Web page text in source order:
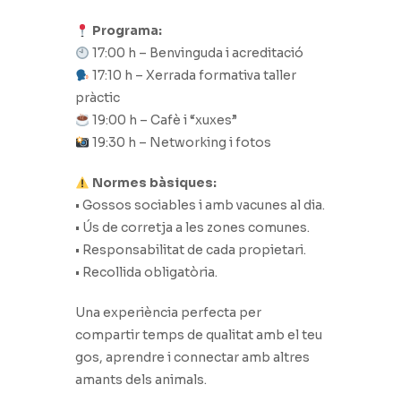
Programa:
17:00 h – Benvinguda i acreditació
17:10 h – Xerrada formativa taller
pràctic
19:00 h – Cafè i “xuxes”
19:30 h – Networking i fotos
Normes bàsiques:
• Gossos sociables i amb vacunes al dia.
• Ús de corretja a les zones comunes.
• Responsabilitat de cada propietari.
• Recollida obligatòria.
Una experiència perfecta per
compartir temps de qualitat amb el teu
gos, aprendre i connectar amb altres
amants dels animals.